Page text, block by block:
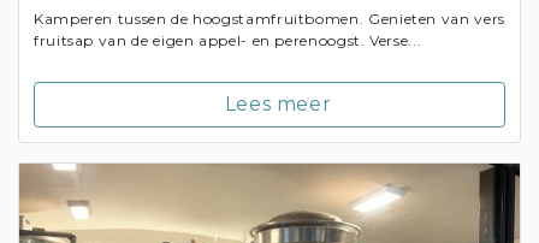
Kamperen tussen de hoogstamfruitbomen. Genieten van vers
fruitsap van de eigen appel- en perenoogst. Verse...
Lees meer